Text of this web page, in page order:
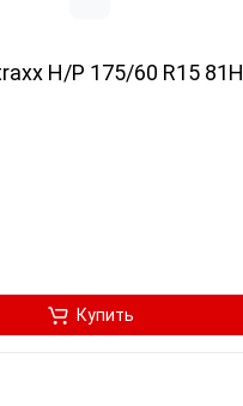
H/P 175/60 R15 81H
Купить